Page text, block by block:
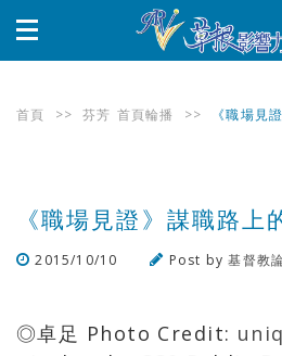
首頁 >> 芬芳 首頁輪播 >> 《職場見
《職場見證》謀職路上
2015/10/10 Post by基督教
◎卓足 Photo Credit: